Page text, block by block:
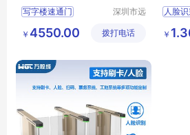
写字楼速通门
速通门
深圳市远
备有限公
￥ 4550.00 拨打电话
人脸
人脸
￥